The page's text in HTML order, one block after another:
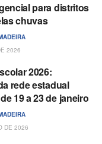
para distritos
chuvas
2026
2026:
rede estadual
19 a 23 de janeiro
DE 2026